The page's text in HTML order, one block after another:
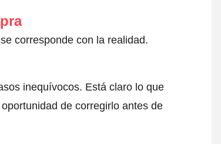
corresponde con la realidad.
inequívocos. Está claro lo que
de corregirlo antes de